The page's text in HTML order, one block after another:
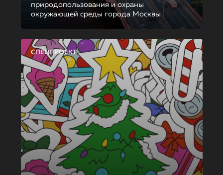
природопользования и охраны
окружающей среды города Москвы
СПЕЦПРОЕКТ